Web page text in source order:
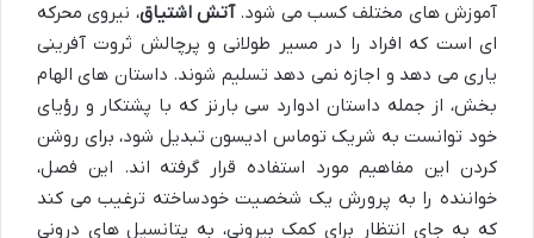
آموزش های مختلف کسب می شود.آتش اشتیاق، نیروی محرکه
ای است که افراد را در مسیر طولانی و پرچالش ثروت آفرینی
یاری می دهد و اجازه نمی دهد تسلیم شوند. داستان های الهام
بخش، از جمله داستان ادوارد سی بارنز که با پشتکار و رؤیای
خود توانست به شریک توماس ادیسون تبدیل شود، برای روشن
کردن این مفاهیم مورد استفاده قرار گرفته اند. این فصل،
خواننده را به پرورش یک شخصیت خودساخته ترغیب می کند
که به جای انتظار برای کمک بیرونی، به پتانسیل های درونی